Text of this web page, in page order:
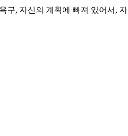
구, 자신의 계획에 빠져 있어서,